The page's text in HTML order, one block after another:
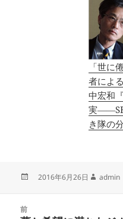
「世に
者によ
中宏和
実
き隊の
2016年6月26日
作
admin
前